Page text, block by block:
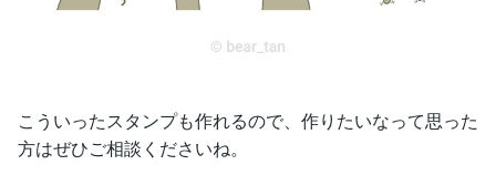
こういったスタンプも作れるので、作りたいなって思った
方はぜひご相談くださいね。